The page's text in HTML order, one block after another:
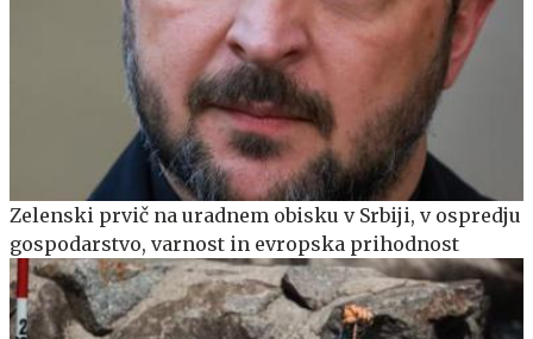
Zelenski prvič na uradnem obisku v Srbiji, v ospredju
gospodarstvo, varnost in evropska prihodnost